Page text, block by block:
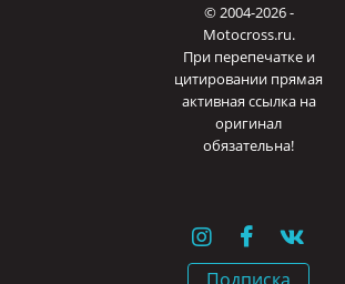
© 2004-2026 -
Motocross.ru.
При перепечатке и
цитировании прямая
активная ссылка на
оригинал
обязательна!
Подписка